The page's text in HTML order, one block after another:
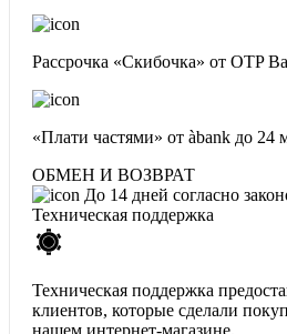
Рассрочка «Скибочка» от OTP
«Плати частями» от àbank до 24
ОБМЕН И ВОЗВРАТ
До 14 дней согласно
Техническая поддержка
Техническая поддержка
клиентов, которые сделали
нашем интернет-магазине.